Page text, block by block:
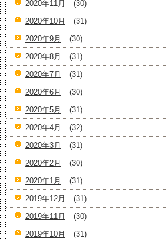
2020年11月
(30)
2020年10月
(31)
2020年9月
(30)
2020年8月
(31)
2020年7月
(31)
2020年6月
(30)
2020年5月
(31)
2020年4月
(32)
2020年3月
(31)
2020年2月
(30)
2020年1月
(31)
2019年12月
(31)
2019年11月
(30)
2019年10月
(31)